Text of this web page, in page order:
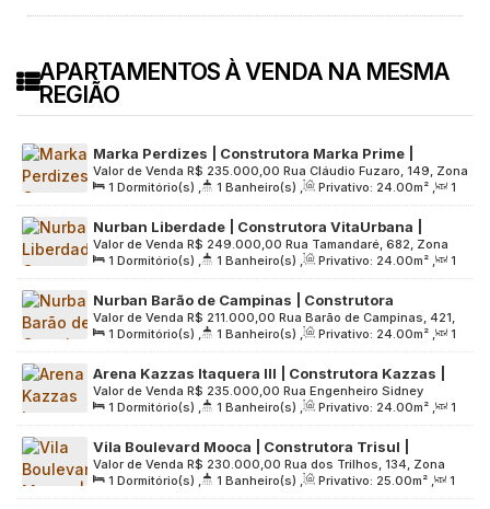
APARTAMENTOS À VENDA NA MESMA
REGIÃO
Marka Perdizes | Construtora Marka Prime |
Construção | 24 metros | 01 suíte | com varanda |
sem vaga
R$ 235.000,00
Valor de Venda
Rua Cláudio Fuzaro, 149, Zona
Oeste, 05028-100, Vila Anglo Brasileira, São Paulo, São
Paulo, Brasil
1 Dormitório(s) , 1 Banheiro(s) , Privativo: 24.00m² ,
1
Sala(s) , 1 Suíte(s) , Útil: 24.00m² , Terreno: 1780.00m²
Nurban Liberdade | Construtora VitaUrbana |
Construção | 24 metros | studios com varanda |
sem vaga
R$ 249.000,00
Valor de Venda
Rua Tamandaré, 682, Zona
Central, 01525-000, Liberdade, São Paulo, São Paulo, Brasil
1 Dormitório(s) , 1 Banheiro(s) , Privativo: 24.00m² ,
1
Sala(s) , Útil: 24.00m² , Terreno: 682.00m²
Nurban Barão de Campinas | Construtora
VitaUrbana | Construção | 24 metros | 01
dormitório | com varanda | sem vaga
R$ 211.000,00
Valor de Venda
Rua Barão de Campinas, 421,
Zona Central, 01201-001, Campos Elíseos, São Paulo, São
Paulo, Brasil
1 Dormitório(s) , 1 Banheiro(s) , Privativo: 24.00m² ,
1
Sala(s) , Útil: 24.00m² , Terreno: 772.00m²
Arena Kazzas Itaquera III | Construtora Kazzas |
Construção | 24 Metros | Studios | sem Varanda e
Vaga
R$ 235.000,00
Valor de Venda
Rua Engenheiro Sidney
Aparecido de Moraes, 12, Zona Leste, 08220-375, Vila
Campanela, São Paulo, São Paulo, Brasil
1 Dormitório(s) , 1 Banheiro(s) , Privativo: 24.00m² ,
1
Sala(s) , Útil: 24.00m² , Terreno: 4845.00m²
Vila Boulevard Mooca | Construtora Trisul |
Construção | 25 metros | 01 suíte | com varanda |
sem vaga
R$ 230.000,00
Valor de Venda
Rua dos Trilhos, 134, Zona
Leste, 03168-005, Mooca, São Paulo, São Paulo, Brasil
1 Dormitório(s) , 1 Banheiro(s) , Privativo: 25.00m² ,
1
Sala(s) , 1 Suíte(s) , Útil: 25.00m² , Terreno: 8679.00m²